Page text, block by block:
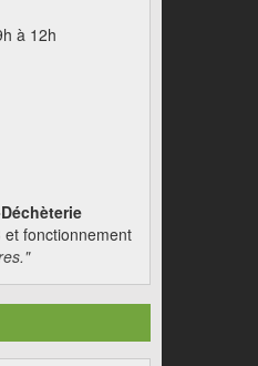
à 12h
fonctionnement